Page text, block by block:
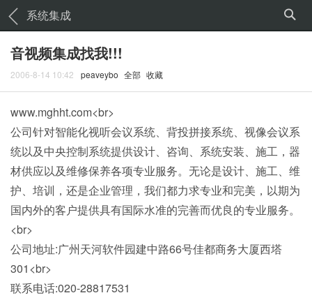
系统集成
音视频集成找我!!!
2006-8-14 10:42 peaveybo 全部 收藏
www.mghht.com<br>
公司针对智能化视听会议系统、背投拼接系统、视像会议系
统以及中央控制系统提供设计、咨询、系统安装、施工，器
材供应以及维修保养各项专业服务。无论是设计、施工、维
护、培训，还是企业管理，我们都力求专业和完美，以期为
国内外的客户提供具有国际水准的完善而优良的专业服务。
<br>
公司地址:广州天河软件园建中路66号佳都商务大厦西塔
301<br>
联系电话:020-28817531